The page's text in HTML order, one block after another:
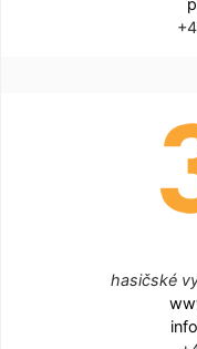
hasičské